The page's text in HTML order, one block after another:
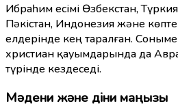
Ибраһим есімі Өзбекстан,
Пәкістан, Индонезия және
елдерінде кең таралған.
христиан қауымдарында да
түрінде кездеседі.
Мәдени және діни маңызы